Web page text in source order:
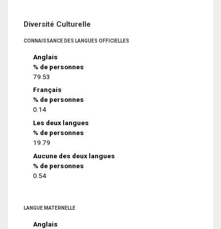
Diversité Culturelle
CONNAISSANCE DES LANGUES OFFICIELLES
Anglais
% de personnes
79.53
Français
% de personnes
0.14
Les deux langues
% de personnes
19.79
Aucune des deux langues
% de personnes
0.54
LANGUE MATERNELLE
Anglais